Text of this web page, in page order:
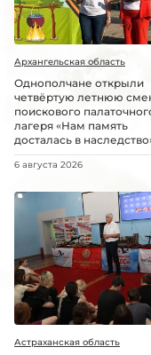
Архангельская область
Однополчане открыли
четвёртую летнюю
поискового
лагеря «Нам память
досталась в
6 августа 2026
Астраханская область